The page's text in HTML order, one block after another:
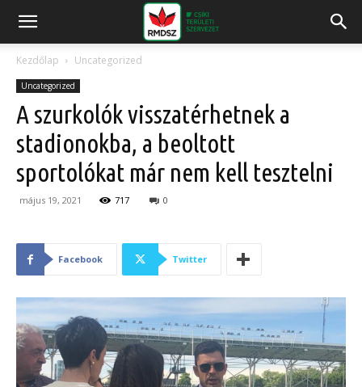
Kezdőlap Uncategorized
Uncategorized
A szurkolók visszatérhetnek a
stadionokba, a beoltott
sportolókat már nem kell tesztelni
május 19, 2021 717 0
Facebook Twitter